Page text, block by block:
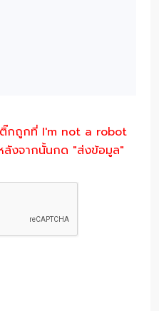
กถูกที่ I'm not a robot
ลังจากนั้นกด "ส่งข้อมูล"